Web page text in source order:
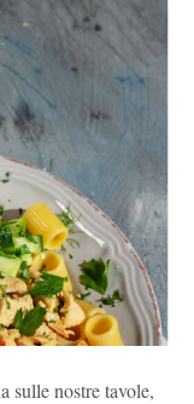
sulle nostre tavole,